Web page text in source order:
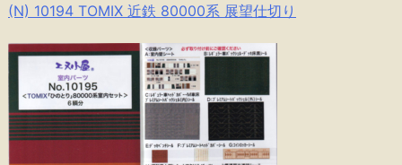
(N) 10194 TOMIX 近鉄 80000系 展望仕切り